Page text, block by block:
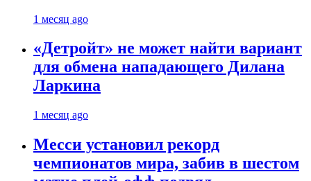
1 месяц ago
«Детройт» не может найти вариант
для обмена нападающего Дилана
Ларкина
1 месяц ago
Месси установил рекорд
чемпионатов мира, забив в шестом